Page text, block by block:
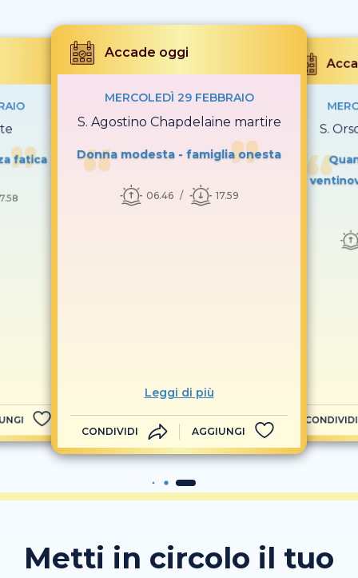
fatica
Accade oggi
MERCOLEDÌ 29 FEBBRAIO
S. Agostino Chapdelaine martire
Donna modesta - famiglia onesta
06.46 17.59
Leggi di più
CONDIVIDI AGGIUNGI
S.
CONDIVIDI
Metti in circolo il tuo